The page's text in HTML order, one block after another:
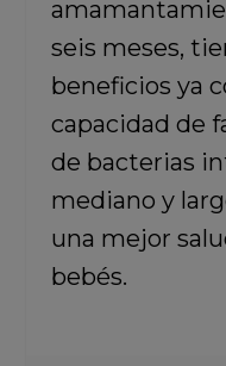
seis meses,
beneficios ya
capacidad de
de bacterias
mediano y
una mejor
bebés.